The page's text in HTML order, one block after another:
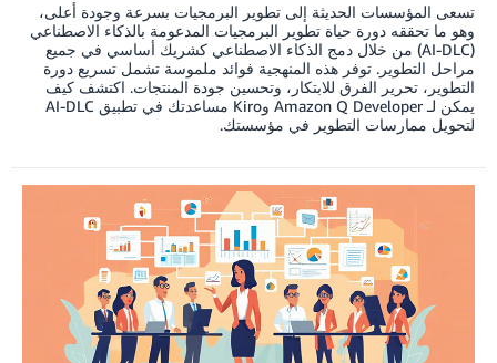
تسعى المؤسسات الحديثة إلى تطوير البرمجيات بسرعة وجودة أعلى،
وهو ما تحققه دورة حياة تطوير البرمجيات المدعومة بالذكاء الاصطناعي
(AI-DLC) من خلال دمج الذكاء الاصطناعي كشريك أساسي في جميع
مراحل التطوير. توفر هذه المنهجية فوائد ملموسة تشمل تسريع دورة
التطوير، تحرير الفرق للابتكار، وتحسين جودة المنتجات. اكتشف كيف
يمكن لـ Amazon Q Developer وKiro مساعدتك في تطبيق AI-DLC
لتحويل ممارسات التطوير في مؤسستك.